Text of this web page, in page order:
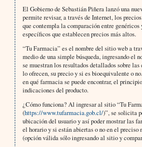
El Gobierno de Sebastián Piñera lanzó una
permite revisar, a través de Internet, los
que contempla la comparación entre genéricos
específicos que establecen precios más altos.
“Tu Farmacia” es el nombre del sitio web a
medio de una simple búsqueda, ingresando el
se muestran los resultados detallados sobre
lo ofrecen, su precio y si es bioequivalente o
en qué farmacia se puede encontrar, el
indicaciones del producto.
¿Cómo funciona? Al ingresar al sitio “Tu
(https://www.tufarmacia.gob.cl/)”, se solicita
ubicación del usuario y así poder mostrar las
el horario y si están abiertas o no en el preciso
(opción válida sólo ingresando al sitio y